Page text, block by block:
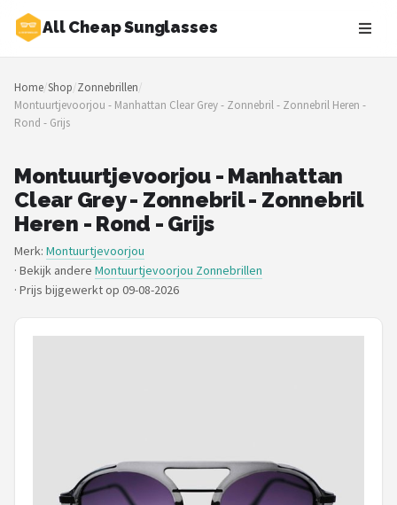
All Cheap Sunglasses
Zoeken
NAVIGATIE
Shop
Merken
Blog
Zonnebrillen
Baby zonnebrillen
Kingseven
Home/Shop/Zonnebrillen/
Montuurtjevoorjou - Manhattan Clear Grey - Zonnebril - Zonnebril Heren -
Rond - Grijs
Montuurtjevoorjou - Manhattan
Clear Grey - Zonnebril - Zonnebril
Heren - Rond - Grijs
Merk: Montuurtjevoorjou
· Bekijk andere Montuurtjevoorjou Zonnebrillen
· Prijs bijgewerkt op 09-08-2026